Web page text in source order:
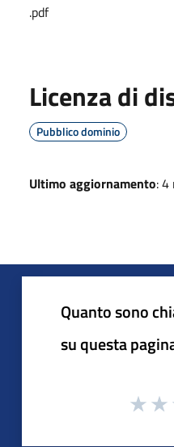
.pdf
Licenza di
Pubblico dominio
Ultimo aggiornamento: 4
Quanto sono
su questa